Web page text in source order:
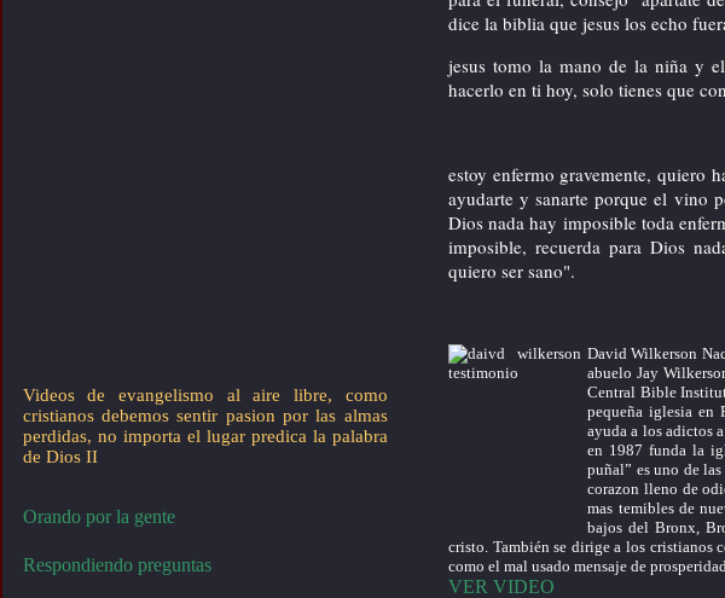
dice la biblia que jesus los echo
jesus tomo la mano de la niña y
hacerlo en ti hoy, solo tienes que
estoy enfermo gravemente, quiero
ayudarte y sanarte porque el vino
Dios nada hay imposible toda
imposible, recuerda para Dios
quiero ser sano".
Videos de evangelismo al aire libre, como
cristianos debemos sentir pasion por las almas
perdidas, no importa el lugar predica la palabra
de Dios II
Orando por la gente
Respondiendo preguntas
David Wilkerson
abuelo Jay
Central Bible
pequeña iglesia en
ayuda a los adictos
en 1987 funda la
puñal” es uno de
corazon lleno de
mas temibles de
bajos del Bronx,
cristo. También se dirige a los cristianos
como el mal usado mensaje de
VER VIDEO